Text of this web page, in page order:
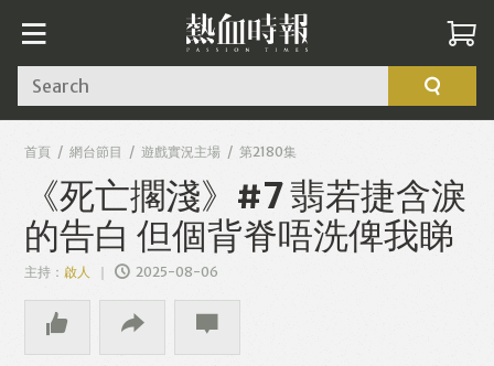
Search
首頁 網台節目 遊戲實況主場 第2180集
《死亡擱淺》#7 翡若捷含淚
的告白 但個背脊唔洗俾我睇
主持：啟人 2025-08-06